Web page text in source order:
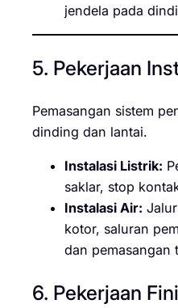
jendela pada
5. Pekerjaan
Pemasangan sistem
dinding dan lantai.
Instalasi Listrik:
saklar, stop
Instalasi Air:
kotor, saluran
dan pemasangan
6. Pekerjaan